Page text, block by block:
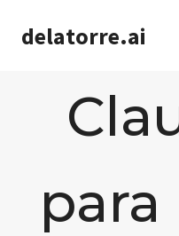
delatorre.ai
para